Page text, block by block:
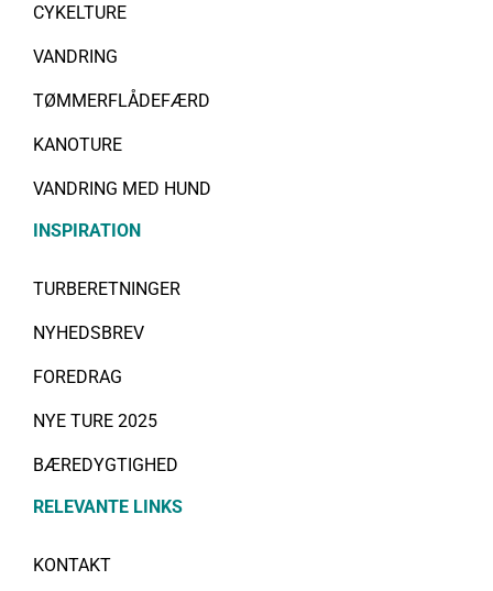
CYKELTURE
VANDRING
TØMMERFLÅDEFÆRD
KANOTURE
VANDRING MED HUND
INSPIRATION
TURBERETNINGER
NYHEDSBREV
FOREDRAG
NYE TURE 2025
BÆREDYGTIGHED
RELEVANTE LINKS
KONTAKT